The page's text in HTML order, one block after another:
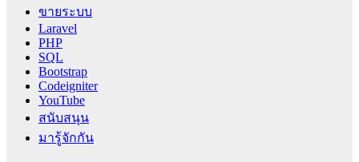
และระบบฐานข้อมูลพร้อม Workshop PHP PDO MySQL อีก
มากมาย
ขายระบบ
Laravel
PHP
SQL
Bootstrap
Codeigniter
YouTube
สนับสนุน
มารู้จักกัน